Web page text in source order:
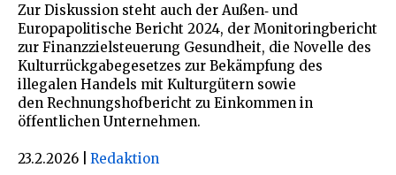
Zur Diskussion steht auch der Außen‑ und
Europapolitische Bericht 2024, der Monitoringbericht
zur Finanzzielsteuerung Gesundheit, die Novelle des
Kulturrückgabegesetzes zur Bekämpfung des
illegalen Handels mit Kulturgütern sowie
den Rechnungshofbericht zu Einkommen in
öffentlichen Unternehmen.
23.2.2026 Redaktion